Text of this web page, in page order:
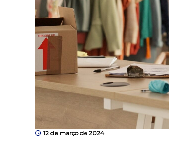
12 de março de 2024